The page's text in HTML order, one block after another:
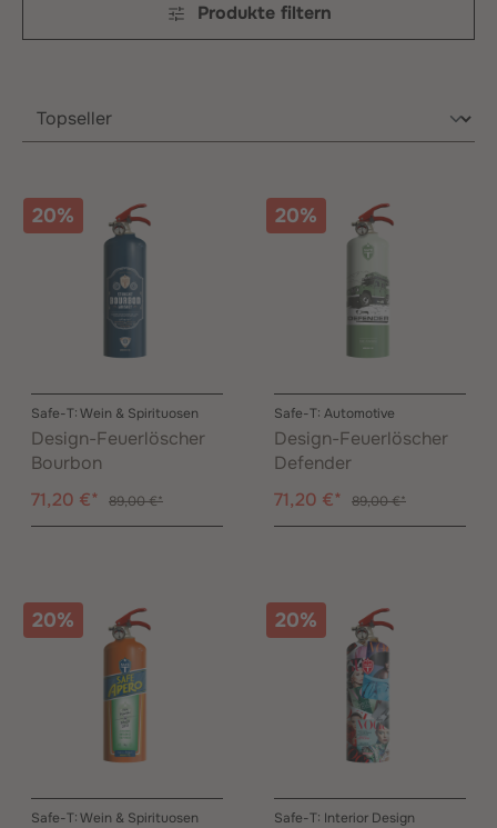
Produkte filtern
20%
Safe-T: Wein & Spirituosen
Design-Feuerlöscher
Bourbon
71,20 €*
89,00 €*
20%
Safe-T: Automotive
Design-Feuerlöscher
Defender
71,20 €*
89,00 €*
20%
Safe-T: Wein & Spirituosen
20%
Safe-T: Interior Design